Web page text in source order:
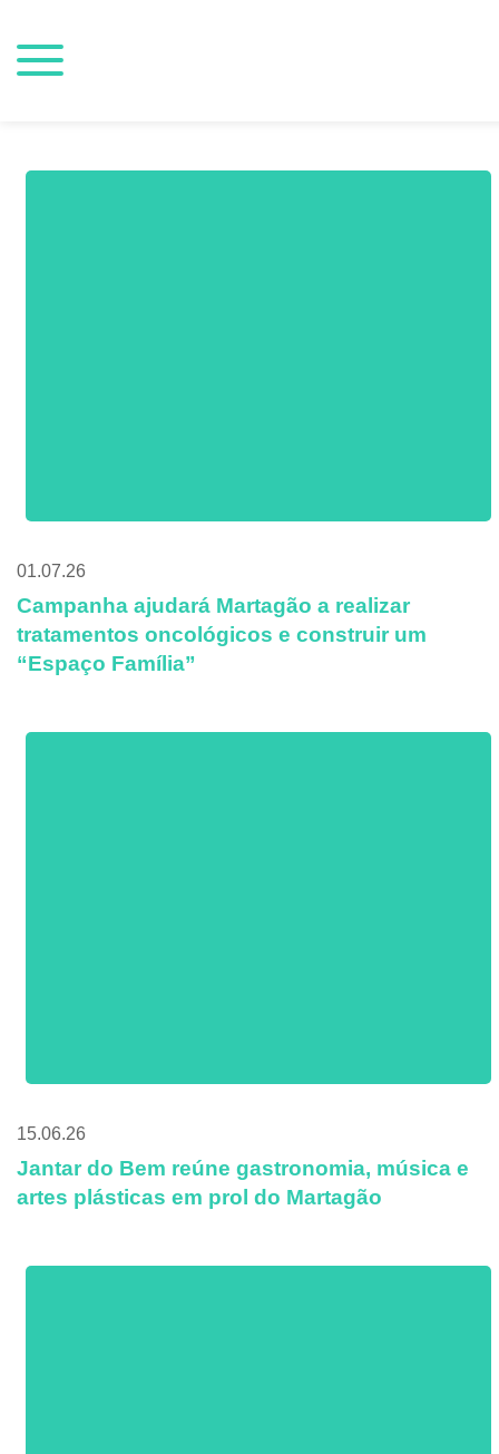
01.07.26
Campanha ajudará Martagão a realizar
tratamentos oncológicos e construir um
“Espaço Família”
15.06.26
Jantar do Bem reúne gastronomia, música e
artes plásticas em prol do Martagão